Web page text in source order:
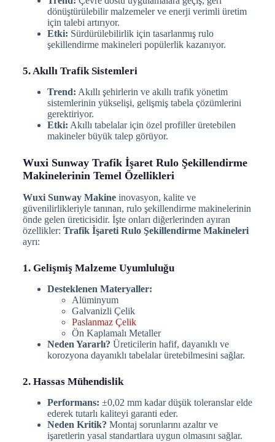
dönüştürülebilir malzemeler ve enerji verimli üretim
için talebi artırıyor.
Etki: Sürdürülebilirlik için tasarlanmış rulo
şekillendirme makineleri popülerlik kazanıyor.
5. Akıllı Trafik Sistemleri
Trend: Akıllı şehirlerin ve akıllı trafik yönetim
sistemlerinin yükselişi, gelişmiş tabela çözümlerini
gerektiriyor.
Etki: Akıllı tabelalar için özel profiller üretebilen
makineler büyük talep görüyor.
Wuxi Sunway Trafik İşaret Rulo Şekillendirme
Makinelerinin Temel Özellikleri
Wuxi Sunway Makineinovasyon, kalite ve
güvenilirlikleriyle tanınan, rulo şekillendirme makinelerinin
önde gelen üreticisidir. İşte onları diğerlerinden ayıran
özellikler: Trafik İşareti Rulo Şekillendirme Makineleri
ayrı:
1. Gelişmiş Malzeme Uyumluluğu
Desteklenen Materyaller:
Alüminyum
Galvanizli Çelik
Paslanmaz Çelik
Ön Kaplamalı Metaller
Neden Yararlı? Üreticilerin hafif, dayanıklı ve
korozyona dayanıklı tabelalar üretebilmesini sağlar.
2. Hassas Mühendislik
Performans: ±0,02 mm kadar düşük toleranslar elde
ederek tutarlı kaliteyi garanti eder.
Neden Kritik? Montaj sorunlarını azaltır ve
işaretlerin yasal standartlara uygun olmasını sağlar.